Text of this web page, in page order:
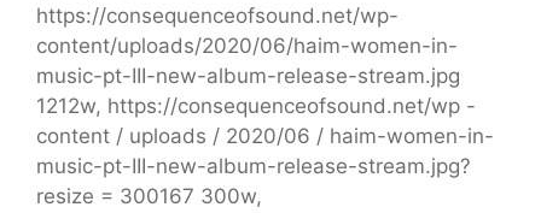
https://consequenceofsound.net/wp-
content/uploads/2020/06/haim-women-in-
music-pt-III-new-album-release-stream.jpg
1212w, https://consequenceofsound.net/wp -
content / uploads / 2020/06 / haim-women-in-
music-pt-III-new-album-release-stream.jpg?
resize = 300167 300w,